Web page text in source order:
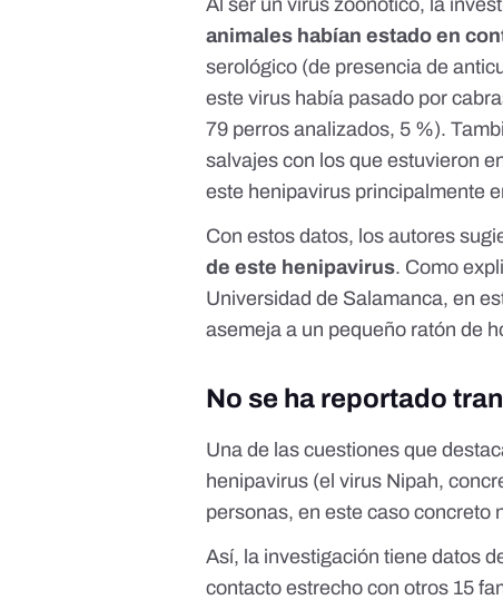
animales habían estado en
serológico (de presencia de
este virus había pasado por
79 perros analizados, 5 %).
salvajes con los que estuvieron
este henipavirus principalmente
Con estos datos, los autores
de este henipavirus. Como
Universidad de Salamanca,en
asemeja a un pequeño ratón de
No se ha reportado
Una de las cuestiones que
henipavirus (el virus Nipah,
personas, en este caso concreto
Así, la investigación tiene datos
contacto estrecho con otros 15